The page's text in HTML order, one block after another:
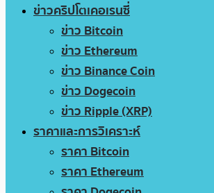
ข่าวคริปโตเคอเรนซี่
ข่าว Bitcoin
ข่าว Ethereum
ข่าว Binance Coin
ข่าว Dogecoin
ข่าว Ripple (XRP)
ราคาและการวิเคราะห์
ราคา Bitcoin
ราคา Ethereum